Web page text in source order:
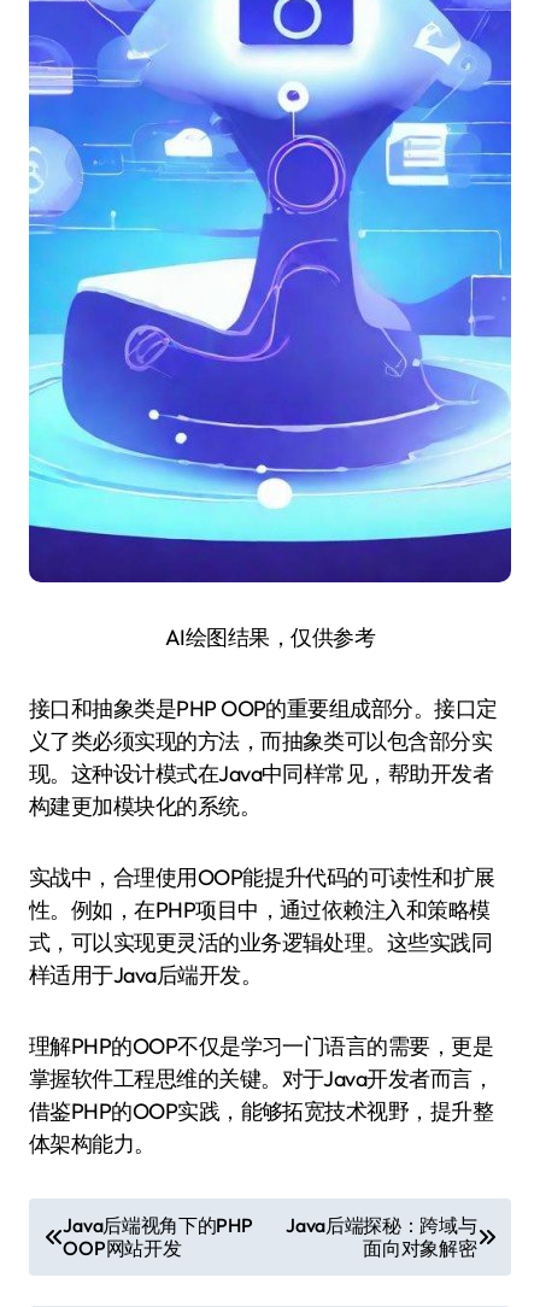
AI绘图结果，仅供参考
接口和抽象类是PHP OOP的重要组成部分。接口定
义了类必须实现的方法，而抽象类可以包含部分实
现。这种设计模式在Java中同样常见，帮助开发者
构建更加模块化的系统。
实战中，合理使用OOP能提升代码的可读性和扩展
性。例如，在PHP项目中，通过依赖注入和策略模
式，可以实现更灵活的业务逻辑处理。这些实践同
样适用于Java后端开发。
理解PHP的OOP不仅是学习一门语言的需要，更是
掌握软件工程思维的关键。对于Java开发者而言，
借鉴PHP的OOP实践，能够拓宽技术视野，提升整
体架构能力。
章
导
Java后端视角下的PHP
OOP网站开发
Java后端探秘：跨域与
面向对象解密